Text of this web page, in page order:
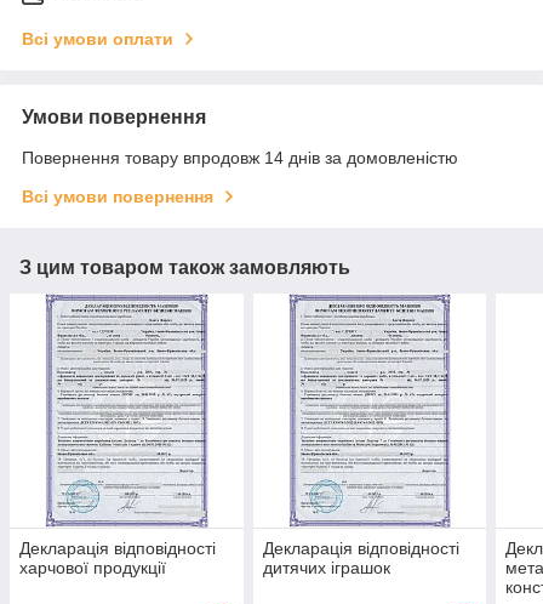
Всі умови оплати
Умови повернення
Повернення товару впродовж 14 днів за домовленістю
Всі умови повернення
З цим товаром також замовляють
Декларація відповідності
харчової продукції
Декларація відповідності
дитячих іграшок